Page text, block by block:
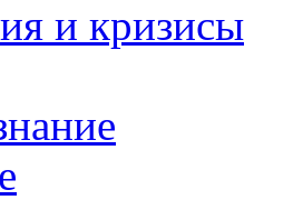
и кризисы